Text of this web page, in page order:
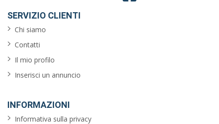
SERVIZIO CLIENTI
Chi siamo
Contatti
Il mio profilo
Inserisci un annuncio
INFORMAZIONI
Informativa sulla privacy